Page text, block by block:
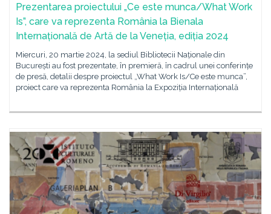
Prezentarea proiectului „Ce este munca/What Work
Is”, care va reprezenta România la Bienala
Internațională de Artă de la Veneția, ediția 2024
Miercuri, 20 martie 2024, la sediul Bibliotecii Naționale din
București au fost prezentate, în premieră, în cadrul unei conferințe
de presă, detalii despre proiectul „What Work Is/Ce este munca”,
proiect care va reprezenta România la Expoziția Internațională